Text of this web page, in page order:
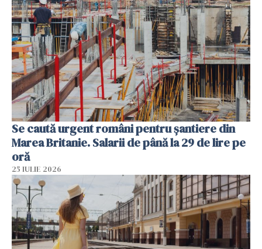
Se caută urgent români pentru șantiere din
Marea Britanie. Salarii de până la 29 de lire pe
oră
25 IULIE 2026